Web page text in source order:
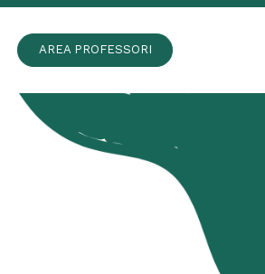
AREA PROFESSORI